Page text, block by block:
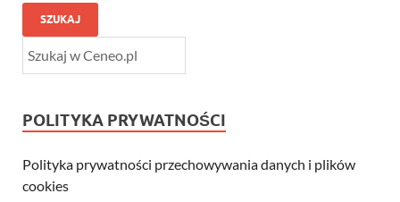
SZUKAJ
POLITYKA PRYWATNOŚCI
Polityka prywatności przechowywania danych i plików
cookies